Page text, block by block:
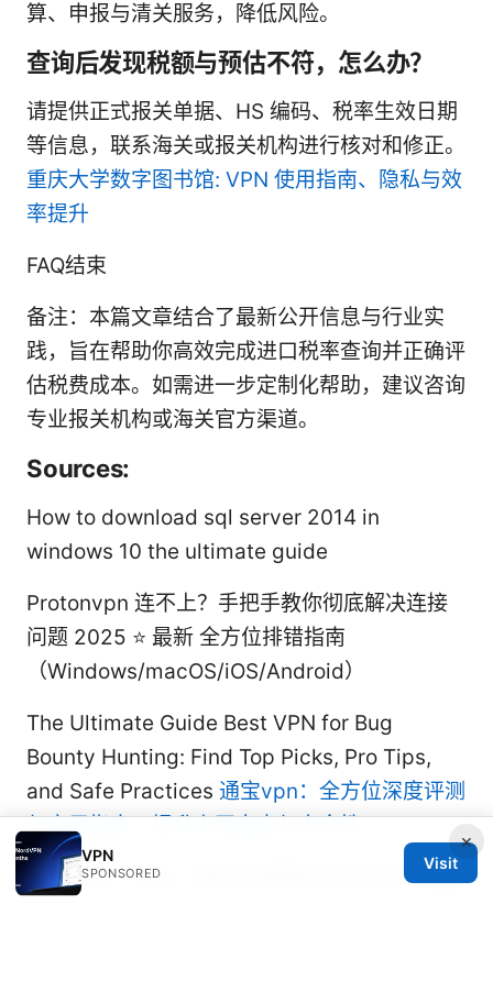
算、申报与清关服务，降低风险。
查询后发现税额与预估不符，怎么办？
请提供正式报关单据、HS 编码、税率生效日期
等信息，联系海关或报关机构进行核对和修正。
重庆大学数字图书馆: VPN 使用指南、隐私与效
率提升
FAQ结束
备注：本篇文章结合了最新公开信息与行业实
践，旨在帮助你高效完成进口税率查询并正确评
估税费成本。如需进一步定制化帮助，建议咨询
专业报关机构或海关官方渠道。
Sources:
How to download sql server 2014 in
windows 10 the ultimate guide
Protonvpn 连不上？手把手教你彻底解决连接
问题 2025 ⭐ 最新 全方位排错指南
（Windows/macOS/iOS/Android）
The Ultimate Guide Best VPN for Bug
Bounty Hunting: Find Top Picks, Pro Tips,
and Safe Practices 通宝vpn：全方位深度评测
与实用指南，提升上网自由与安全性
翻墙工具：VPN、隐私与网络安全的全方位指南
×
VPN
SPONSORED
Visit